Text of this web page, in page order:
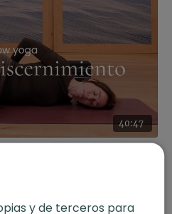
40:47
con Andrea
y de terceros para